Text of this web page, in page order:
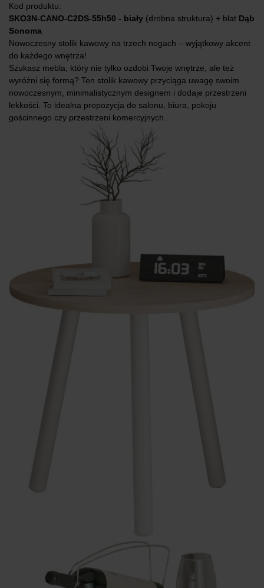
Kod produktu:
SKO3N-CANO-C2DS-55h50 - biały (drobna struktura) + blat Dąb
Sonoma
Nowoczesny stolik kawowy na trzech nogach – wyjątkowy akcent
do każdego wnętrza!
Szukasz mebla, który nie tylko ozdobi Twoje wnętrze, ale też
wyróżni się formą? Ten stolik kawowy przyciąga uwagę swoim
nowoczesnym, minimalistycznym designem i dodaje przestrzeni
lekkości. To idealna propozycja do salonu, biura, pokoju
gościnnego czy przestrzeni komercyjnych.